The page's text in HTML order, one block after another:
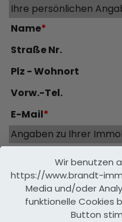
Ihre persönlichen
Name*
Straße Nr.
Plz - Wohnort
Vorw.-Tel.
E-Mail*
Angaben zu Ihrer
Immobilienart*
PLZ, Ort*
Wir benutzen
https://www.brandt-
Media und/oder
funktionelle Cookies
Button